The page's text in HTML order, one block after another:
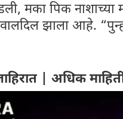
मका पिक
झाला आहे.
| अधिक